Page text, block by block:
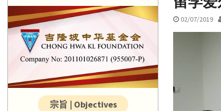
02/07/2019
宗旨 | Objectives